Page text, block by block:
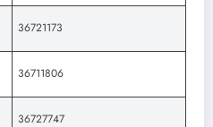
36721173
36711806
36727747